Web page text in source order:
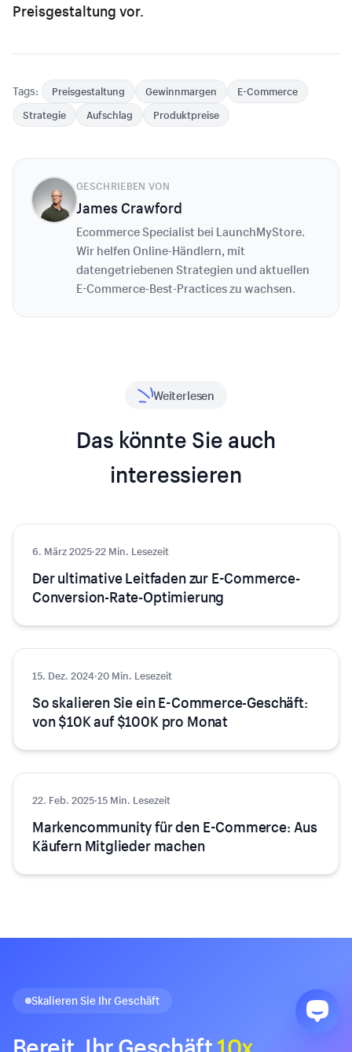
Preisgestaltung vor.
Tags: Preisgestaltung Gewinnmargen
E-Commerce
Strategie
Aufschlag Produktpreise
GESCHRIEBEN VON
James Crawford
Ecommerce Specialist bei LaunchMyStore.
Wir helfen Online-Händlern, mit
datengetriebenen Strategien und aktuellen
E-Commerce-Best-Practices zu wachsen.
Weiterlesen
Das könnte Sie auch
interessieren
Wachstum
6. März 2025·22 Min. Lesezeit
Der ultimative Leitfaden zur E-Commerce-
Conversion-Rate-Optimierung
Wachstum
15. Dez. 2024·20 Min. Lesezeit
So skalieren Sie ein E-Commerce-Geschäft:
von $10K auf $100K pro Monat
Wachstum
22. Feb. 2025·15 Min. Lesezeit
Markencommunity für den E-Commerce: Aus
Käufern Mitglieder machen
Skalieren Sie Ihr Geschäft